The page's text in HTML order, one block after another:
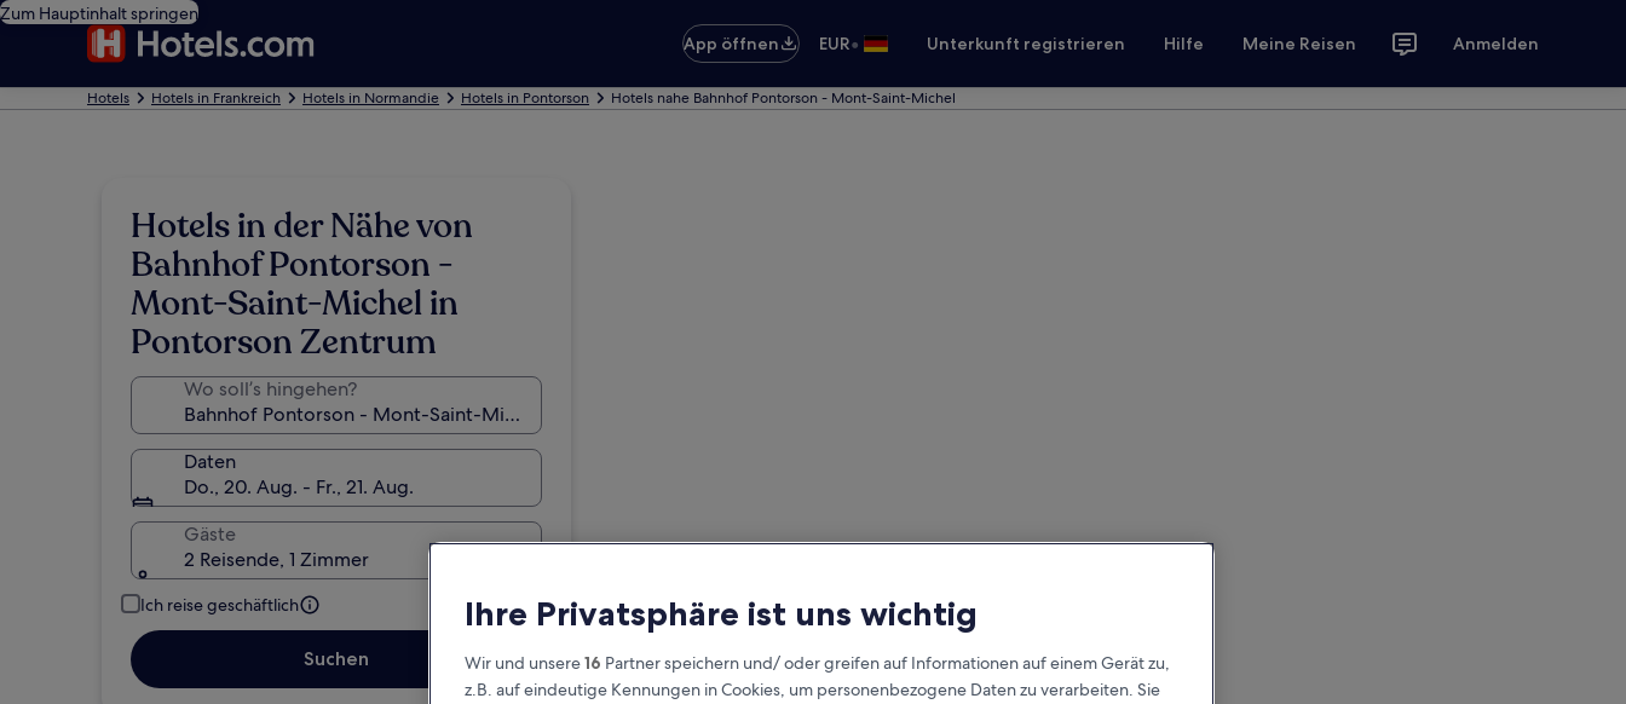
Zum Hauptinhalt springen
App öffnen
EUR• Unterkunft registrieren Hilfe Meine Reisen Anmelden
Hotels Hotels in Frankreich Hotels in Normandie Hotels in Pontorson Hotels nahe Bahnhof Pontorson - Mont-Saint-Michel
Hotels in der Nähe von
Bahnhof Pontorson -
Mont-Saint-Michel in
Pontorson Zentrum
Wo soll’s hingehen?
Daten
Do., 20. Aug. - Fr., 21. Aug.
Gäste
2 Reisende, 1 Zimmer
Ich reise geschäftlich
Suchen
Ihre Privatsphäre ist uns wichtig
Wir und unsere16 Partner speichern und/ oder greifen auf Informationen auf einem Gerät zu,
z.B. auf eindeutige Kennungen in Cookies, um personenbezogene Daten zu verarbeiten. Sie